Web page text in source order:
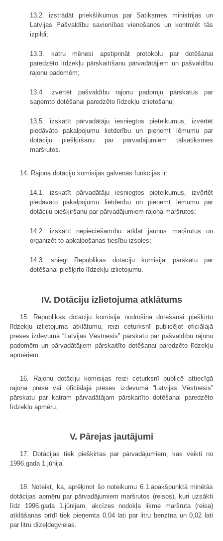
13.2. izstrādāt priekšlikumus par Satiksmes ministrijas un
Latvijas Pašvaldību savienības vienošanos un kontrolēt tās
izpildi;
13.3. katru mēnesi apstiprināt protokolu par dotēšanai
paredzēto līdzekļu pārskaitīšanu pārvadātājiem un pašvaldību
rajonu padomēm;
13.4. izvērtēt pašvaldību rajonu padomju pārskatus par
saņemto dotēšanai paredzēto līdzekļu izlietošanu;
13.5. izskatīt pārvadātāju iesniegtos pieteikumus, izvērtēt
piedāvāto pakalpojumu lietderību un pieņemt lēmumu par
dotāciju piešķiršanu par pārvadājumiem tālsatiksmes
maršrutos.
14. Rajona dotāciju komisijas galvenās funkcijas ir:
14.1. izskatīt pārvadātāju iesniegtos pieteikumus, izvērtēt
piedāvāto pakalpojumu lietderību un pieņemt lēmumu par
dotāciju piešķiršanu par pārvadājumiem rajona maršrutos;
14.2. izskatīt nepieciešamību atklāt jaunus maršrutus un
organizēt to apkalpošanas tiesību izsoles;
14.3. sniegt Republikas dotāciju komisijai pārskatu par
dotēšanai piešķirto līdzekļu izlietojumu.
IV. Dotāciju izlietojuma atklātums
15. Republikas dotāciju komisija nodrošina dotēšanai piešķirto
līdzekļu izlietojuma atklātumu, reizi ceturksnī publicējot oficiālajā
preses izdevumā “Latvijas Vēstnesis” pārskatu par pašvaldību rajonu
padomēm un pārvadātājiem pārskaitīto dotēšanai paredzēto līdzekļu
apmēriem.
16. Rajonu dotāciju komisijas reizi ceturksnī publicē attiecīgā
rajona presē vai oficiālajā preses izdevumā “Latvijas Vēstnesis”
pārskatu par katram pārvadātājam pārskaitīto dotēšanai paredzēto
līdzekļu apmēru.
V. Pārejas jautājumi
17. Dotācijas tiek piešķirtas par pārvadājumiem, kas veikti no
1996.gada 1.jūnija.
18. Noteikt, ka, aprēķinot šo noteikumu 6.1.apakšpunktā minētās
dotācijas apmēru par pārvadājumiem maršrutos (reisos), kuri uzsākti
līdz 1996.gada 1.jūnijam, akcīzes nodokļa likme maršruta (reisa)
atklāšanas brīdī tiek pieņemta 0,04 lati par litru benzīna un 0,02 lati
par litru dīzeļdegvielas.